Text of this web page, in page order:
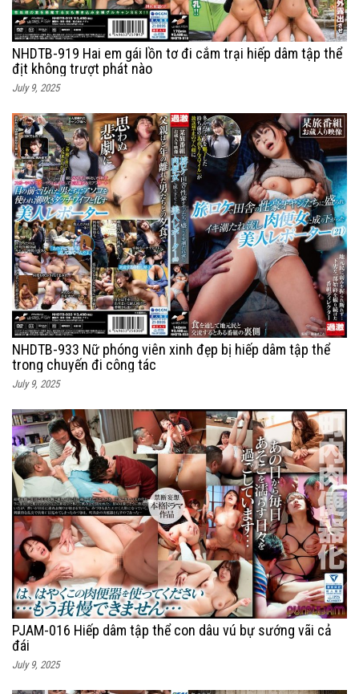
NHDTB-919 Hai em gái lồn tơ đi cắm trại hiếp dâm tập thể
địt không trượt phát nào
July 9, 2025
NHDTB-933 Nữ phóng viên xinh đẹp bị hiếp dâm tập thể
trong chuyến đi công tác
July 9, 2025
PJAM-016 Hiếp dâm tập thể con dâu vú bự sướng vãi cả
đái
July 9, 2025